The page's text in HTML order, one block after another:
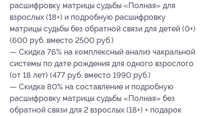
расшифровку матрицы судьбы «Полная» для
взрослых (18+) и подробную расшифровку
матрицы судьбы без обратной связи для детей (0+)
(600 руб. вместо 2500 руб.)
— Скидка 76% на комплексный анализ чакральной
системы по дате рождения для одного взрослого
(от 18 лет) (477 руб. вместо 1990 руб.)
— Скидка 80% на составление и подробную
расшифровку матрицы судьбы «Полная» без
обратной связи для 2 взрослых (18+) + подарок